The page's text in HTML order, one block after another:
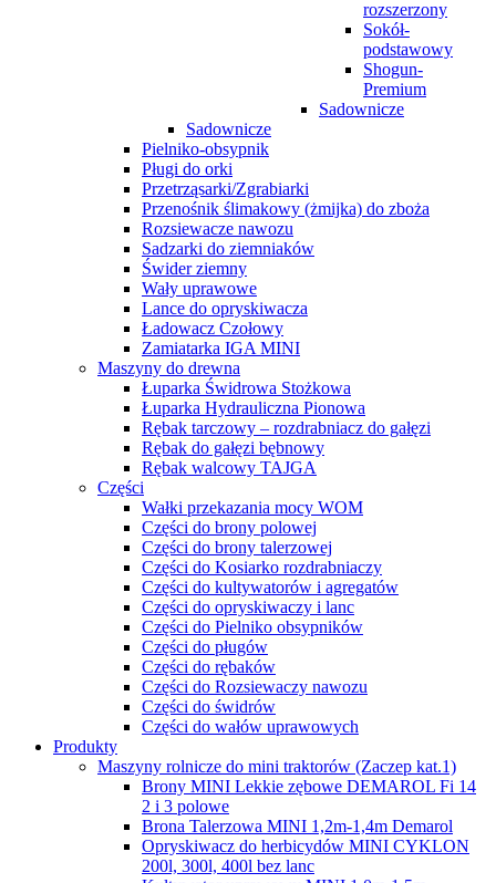
rozszerzony
Sokół-
podstawowy
Shogun-
Premium
Sadownicze
Sadownicze
Pielniko-obsypnik
Pługi do orki
Przetrząsarki/Zgrabiarki
Przenośnik ślimakowy (żmijka) do zboża
Rozsiewacze nawozu
Sadzarki do ziemniaków
Świder ziemny
Wały uprawowe
Lance do opryskiwacza
Ładowacz Czołowy
Zamiatarka IGA MINI
Maszyny do drewna
Łuparka Świdrowa Stożkowa
Łuparka Hydrauliczna Pionowa
Rębak tarczowy – rozdrabniacz do gałęzi
Rębak do gałęzi bębnowy
Rębak walcowy TAJGA
Części
Wałki przekazania mocy WOM
Części do brony polowej
Części do brony talerzowej
Części do Kosiarko rozdrabniaczy
Części do kultywatorów i agregatów
Części do opryskiwaczy i lanc
Części do Pielniko obsypników
Części do pługów
Części do rębaków
Części do Rozsiewaczy nawozu
Części do świdrów
Części do wałów uprawowych
Produkty
Maszyny rolnicze do mini traktorów (Zaczep kat.1)
Brony MINI Lekkie zębowe DEMAROL Fi 14
2 i 3 polowe
Brona Talerzowa MINI 1,2m-1,4m Demarol
Opryskiwacz do herbicydów MINI CYKLON
200l, 300l, 400l bez lanc